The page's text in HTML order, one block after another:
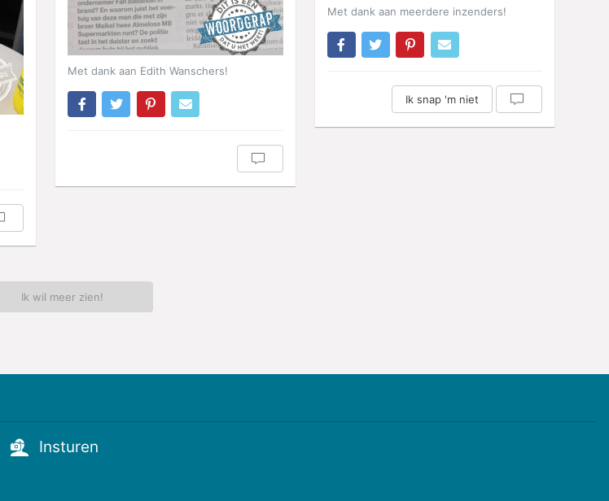
Met dank aan Edith Wanschers!
Met dank aan meerdere inzenders!
Ik snap 'm niet
Ik wil meer zien!
Insturen